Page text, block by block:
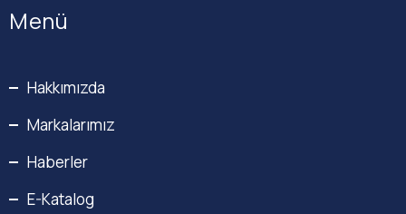
Menü
Hakkımızda
Markalarımız
Haberler
E-Katalog